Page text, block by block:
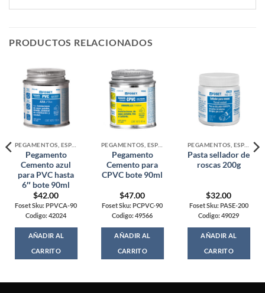
PRODUCTOS RELACIONADOS
Pegamento
Cemento azul
para PVC hasta
6″ bote 90ml
$42.00
Foset Sku: PPVCA-90
Codigo: 42024
AÑADIR AL
CARRITO
Pegamento
Cemento para
CPVC bote 90ml
$47.00
Foset Sku: PCPVC-90
Codigo: 49566
AÑADIR AL
CARRITO
Pasta sellador de
roscas 200g
$32.00
Foset Sku: PASE-200
Codigo: 49029
AÑADIR AL
CARRITO